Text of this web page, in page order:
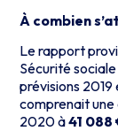
À combien
Le rapport
Sécurité
prévisions
comprenait
2020 à41 088